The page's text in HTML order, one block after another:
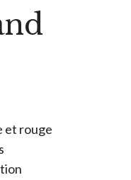
et rouge